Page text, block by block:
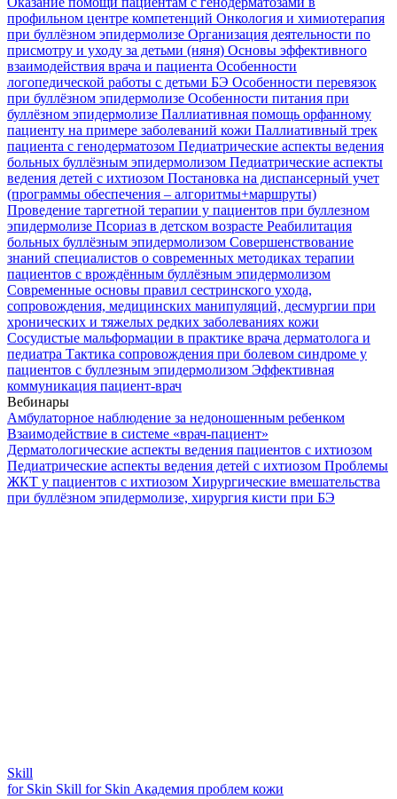
профильном центре компетенций Онкология и химиотерапия
при буллёзном эпидермолизе Организация деятельности по
присмотру и уходу за детьми (няня) Основы эффективного
взаимодействия врача и пациента Особенности
логопедической работы с детьми БЭ Особенности перевязок
при буллёзном эпидермолизе Особенности питания при
буллёзном эпидермолизе Паллиативная помощь орфанному
пациенту на примере заболеваний кожи Паллиативный трек
пациента с генодерматозом Педиатрические аспекты ведения
больных буллёзным эпидермолизом Педиатрические аспекты
ведения детей с ихтиозом Постановка на диспансерный учет
(программы обеспечения – алгоритмы+маршруты)
Проведение таргетной терапии у пациентов при буллезном
эпидермолизе Псориаз в детском возрасте Реабилитация
больных буллёзным эпидермолизом Совершенствование
знаний специалистов о современных методиках терапии
пациентов с врождённым буллёзным эпидермолизом
Современные основы правил сестринского ухода,
сопровождения, медицинских манипуляций, десмургии при
хронических и тяжелых редких заболеваниях кожи
Сосудистые мальформации в практике врача дерматолога и
педиатра Тактика сопровождения при болевом синдроме у
пациентов с буллезным эпидермолизом Эффективная
коммуникация пациент-врач
Вебинары
Амбулаторное наблюдение за недоношенным ребенком
Взаимодействие в системе «врач-пациент»
Дерматологические аспекты ведения пациентов с ихтиозом
Педиатрические аспекты ведения детей с ихтиозом Проблемы
ЖКТ у пациентов с ихтиозом Хирургические вмешательства
при буллёзном эпидермолизе, хирургия кисти при БЭ
Skill
for Skin Skill for Skin Академия проблем кожи